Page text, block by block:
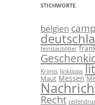
STICHWORTE
belgien
feinstaubfilter
Krimis linktipps
Maut Messen
Recht